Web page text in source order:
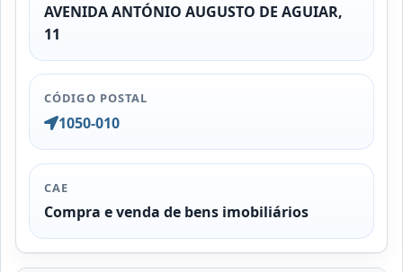
AVENIDA ANTÓNIO AUGUSTO DE AGUIAR,
11
CÓDIGO POSTAL
1050-010
CAE
Compra e venda de bens imobiliários